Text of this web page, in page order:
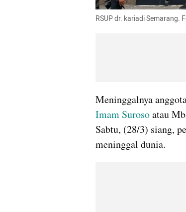
RSUP dr. kariadi
Imam Suroso atau
Sabtu, (28/3) siang,
meninggal dunia.